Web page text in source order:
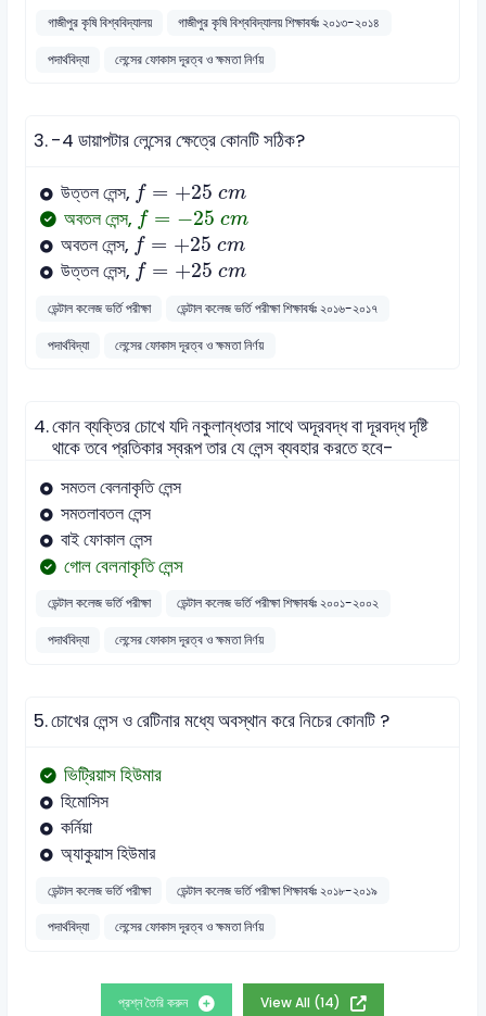
গাজীপুর কৃষি বিশ্ববিদ্যালয়
গাজীপুর কৃষি বিশ্ববিদ্যালয় শিক্ষাবর্ষঃ ২০১৩-২০১৪
পদার্থবিদ্যা
লেন্সের ফোকাস দূরত্ব ও ক্ষমতা নির্ণয়
3.-4 ডায়াপটার লেন্সের ক্ষেত্রে কোনটি সঠিক?
উত্তল লেন্স, f = +25 cm
f=+ 25c m
অবতল লেন্স, f = −25 cm
f=- 25c m
অবতল লেন্স, f = +25 cm
f=+ 25c m
উত্তল লেন্স, f = +25 cm
f=+ 25c m
ডেন্টাল কলেজ ভর্তি পরীক্ষা
ডেন্টাল কলেজ ভর্তি পরীক্ষা শিক্ষাবর্ষঃ ২০১৬-২০১৭
পদার্থবিদ্যা
লেন্সের ফোকাস দূরত্ব ও ক্ষমতা নির্ণয়
4.কোন ব্যক্তির চোখে যদি নকুলান্ধতার সাথে অদূরবদ্ধ বা দূরবদ্ধ দৃষ্টি
থাকে তবে প্রতিকার স্বরূপ তার যে লেন্স ব্যবহার করতে হবে-
সমতল বেলনাকৃতি লেন্স
সমতলাবতল লেন্স
বাই ফোকাল লেন্স
গোল বেলনাকৃতি লেন্স
ডেন্টাল কলেজ ভর্তি পরীক্ষা
ডেন্টাল কলেজ ভর্তি পরীক্ষা শিক্ষাবর্ষঃ ২০০১-২০০২
পদার্থবিদ্যা
লেন্সের ফোকাস দূরত্ব ও ক্ষমতা নির্ণয়
5.চোখের লেন্স ও রেটিনার মধ্যে অবস্থান করে নিচের কোনটি ?
ভিট্রিয়াস হিউমার
হিমোসিস
কর্নিয়া
অ্যাকুয়াস হিউমার
ডেন্টাল কলেজ ভর্তি পরীক্ষা
ডেন্টাল কলেজ ভর্তি পরীক্ষা শিক্ষাবর্ষঃ ২০১৮-২০১৯
পদার্থবিদ্যা
লেন্সের ফোকাস দূরত্ব ও ক্ষমতা নির্ণয়
প্রশ্ন তৈরি করুন View All (14)